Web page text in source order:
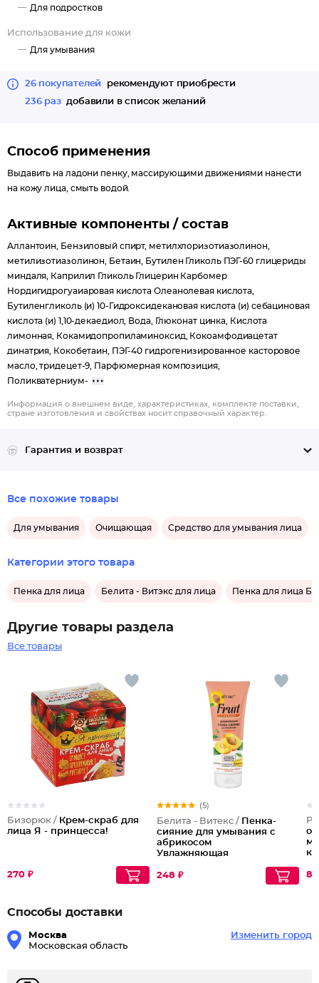
Для подростков
Использование для кожи
Для умывания
26 покупателей
рекомендуют приобрести
236 раз добавили в список желаний
Способ применения
Выдавить на ладони пенку, массирующими движениями нанести
на кожу лица, смыть водой.
Активные компоненты / состав
Аллантоин, Бензиловый спирт, метилхлоризотиазолинон,
метилизотиазолинон, Бетаин, Бутилен Гликоль ПЭГ-60 глицериды
миндаля, Каприлил Гликоль Глицерин Карбомер
Нордигидрогуаиаровая кислота Олеанолевая кислота,
Бутиленгликоль (и) 10-Гидроксидекановая кислота (и) себациновая
кислота (и) 1,10-декаедиол, Вода, Глюконат цинка, Кислота
лимонная, Кокамидопропиламиноксид, Кокоамфодиацетат
динатрия, Кокобетаин, ПЭГ-40 гидрогенизированное касторовое
масло, тридецет-9, Парфюмерная композиция,
Поликватерниум-
Информация о внешнем виде, характеристиках, комплекте поставки,
стране изготовления и свойствах носит справочный характер.
Гарантия и возврат
Все похожие товары
Для умывания Очищающая Средство для умывания лица
Категории этого товара
Пенка для лица Белита - Витэкс для лица Пенка для лица
Другие товары раздела
Все товары
Бизорюк / Крем-скраб для
лица Я - принцесса!
270 ₽
(5)
Белита - Витекс / Пенка-
сияние для умывания с
абрикосом
Увлажняющая
248 ₽
Способы доставки
Москва
Московская область
Изменить город